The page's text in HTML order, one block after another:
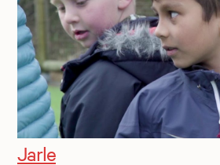
Jarle